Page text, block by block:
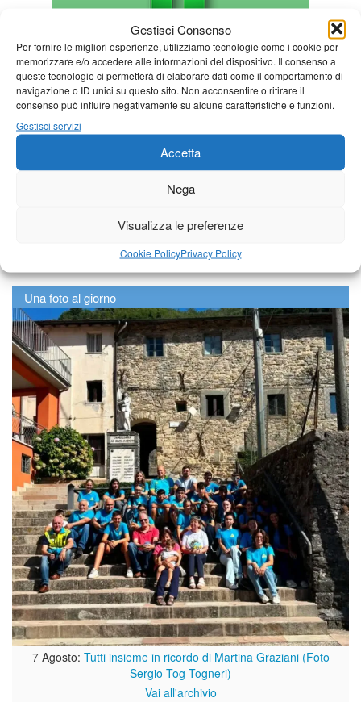
Gestisci Consenso
Per fornire le migliori esperienze, utilizziamo tecnologie come i cookie per
memorizzare e/o accedere alle informazioni del dispositivo. Il consenso a
queste tecnologie ci permetterà di elaborare dati come il comportamento di
navigazione o ID unici su questo sito. Non acconsentire o ritirare il
consenso può influire negativamente su alcune caratteristiche e funzioni.
Gestisci servizi
Accetta
Nega
Visualizza le preferenze
Cookie PolicyPrivacy Policy
Una foto al giorno
7 Agosto: Tutti insieme in ricordo di Martina Graziani (Foto
Sergio Tog Togneri)
Vai all'archivio